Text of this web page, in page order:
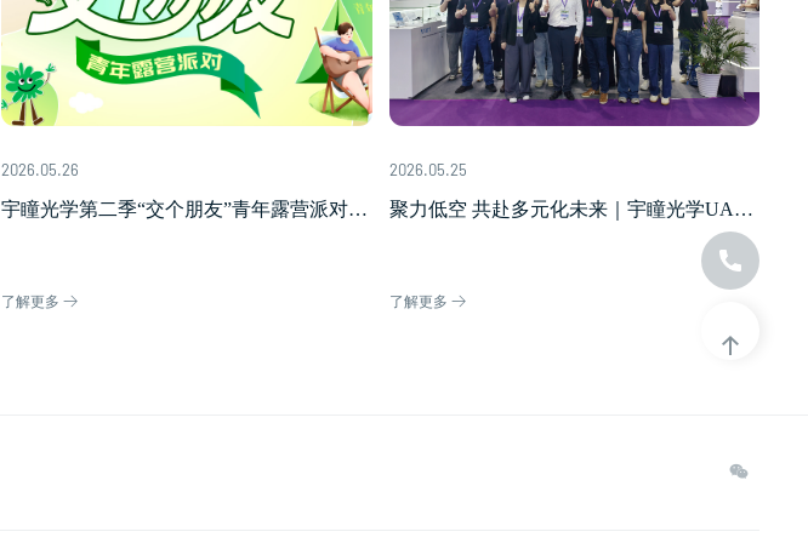
2026.05.26
宇瞳光学第二季“交个朋友”青年露营派对 |
了解更多
2026.05.25
聚力低空 共赴多元化未来｜宇瞳光学UASE
了解更多